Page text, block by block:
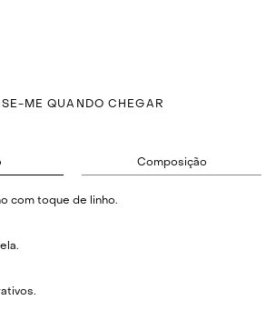
ME QUANDO CHEGAR
Composição
com toque de linho.